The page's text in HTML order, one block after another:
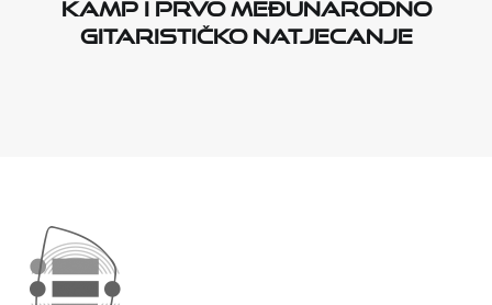
gitarističko natjecanje